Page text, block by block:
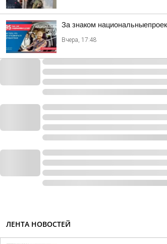
За знаком
Вчера, 17:48
ЛЕНТА НОВОСТЕЙ